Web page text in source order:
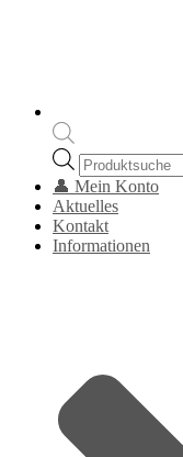
Products
search
👤 Mein Konto
Aktuelles
Kontakt
Informationen